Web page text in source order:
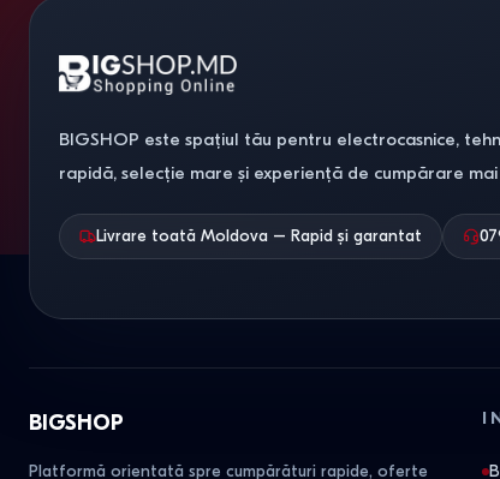
BIGSHOP este spațiul tău pentru electrocasnice,
rapidă, selecție mare și experiență de cumpărare
Livrare toată Moldova – Rapid și garantat
BIGSHOP
Platformă orientată spre cumpărături rapide, oferte